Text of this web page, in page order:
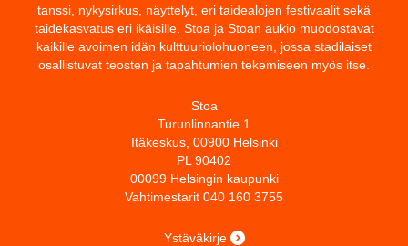
tanssi, nykysirkus, näyttelyt, eri taidealojen festivaalit sekä
taidekasvatus eri ikäisille. Stoa ja Stoan aukio muodostavat
kaikille avoimen idän kulttuuriolohuoneen, jossa stadilaiset
osallistuvat teosten ja tapahtumien tekemiseen myös itse.
Stoa
Turunlinnantie 1
Itäkeskus, 00900 Helsinki
PL 90402
00099 Helsingin kaupunki
Vahtimestarit 040 160 3755
Ystäväkirje